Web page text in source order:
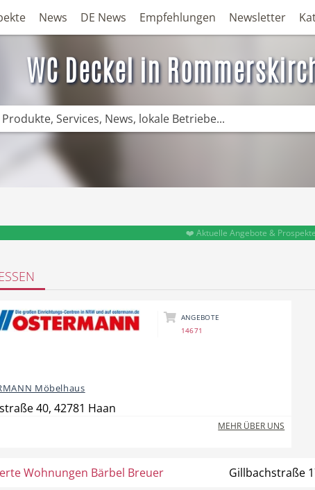
News DE News Empfehlungen Newsletter
WC Deckel in
❤️ Aktuelle Angebote &
ANGEBOTE
14671
Möbelhaus
40, 42781 Haan
MEHR ÜBER UNS
Wohnungen Bärbel Breuer Gillbachstraße